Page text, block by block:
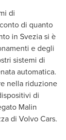
di
di quanto
in Svezia si è
e degli
sistemi di
automatica.
nella riduzione
di
Malin
di Volvo Cars.